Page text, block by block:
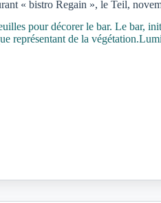
« bistro Regain », le Teil,
pour décorer le bar. Le bar,
représentant de la